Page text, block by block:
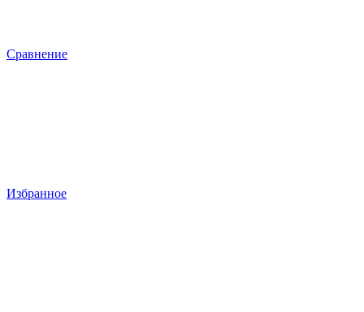
Сравнение
Избранное